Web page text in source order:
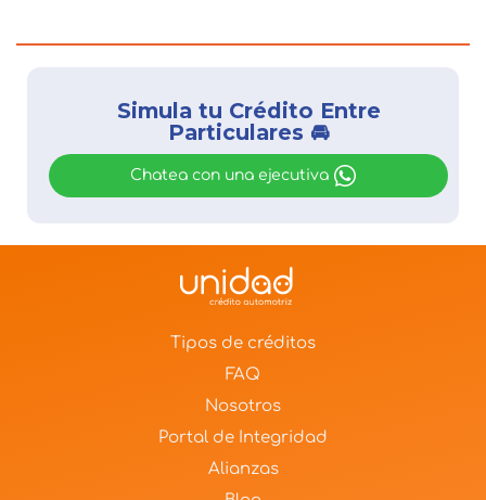
Simula tu Crédito Entre
Particulares 🚘
Chatea con una ejecutiva
Tipos de créditos
FAQ
Nosotros
Portal de Integridad
Alianzas